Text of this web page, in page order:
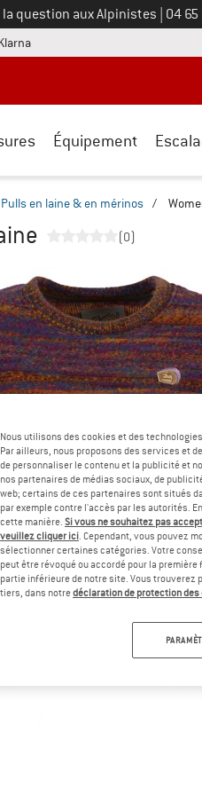
la question aux Alpinistes 04 65
Trouve les informations de
Équipement
Pulls en laine & en mérinos /
(0)
Nous utilisons des cookies et des
Par ailleurs, nous proposons des services et
de personnaliser le contenu et la publicité et
nos partenaires de médias sociaux, de
web; certains de ces partenaires sont situés
par exemple contre l'accès par les autorités.
cette manière. Si vous ne souhaitez pas
veuillez cliquer ici. Cependant, vous pouvez
sélectionner certaines catégories. Votre
peut être révoqué ou accordé pour la
partie inférieure de notre site. Vous
tiers, dans notredéclaration de protection des